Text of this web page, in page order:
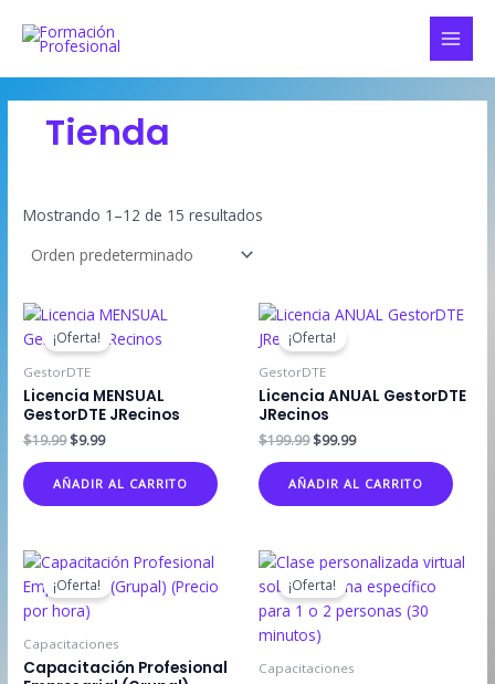
contenido
Tienda
Mostrando 1–12 de 15 resultados
¡Oferta!
GestorDTE
Licencia MENSUAL
GestorDTE JRecinos
$19.99 El
original
era:
$19.99.
$9.99El
actual
es:
$9.99.
AÑADIR AL CARRITO
¡Oferta!
GestorDTE
Licencia ANUAL GestorDTE
JRecinos
$199.99 El
original
era:
$199.99.
$99.99El
actual
es:
$99.99.
AÑADIR AL CARRITO
¡Oferta!
Capacitaciones
Capacitación Profesional
¡Oferta!
Capacitaciones